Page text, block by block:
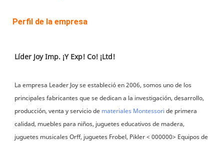
Perfil de la empresa
La empresa Leader Joy se estableció en 2006, somos uno de los
principales fabricantes que se dedican a la investigación, desarrollo,
producción, venta y servicio de materiales Montessori de primera
calidad, muebles para niños, juguetes educativos de madera,
juguetes musicales Orff, juguetes Frobel, Pikler < 000000> Equipos de